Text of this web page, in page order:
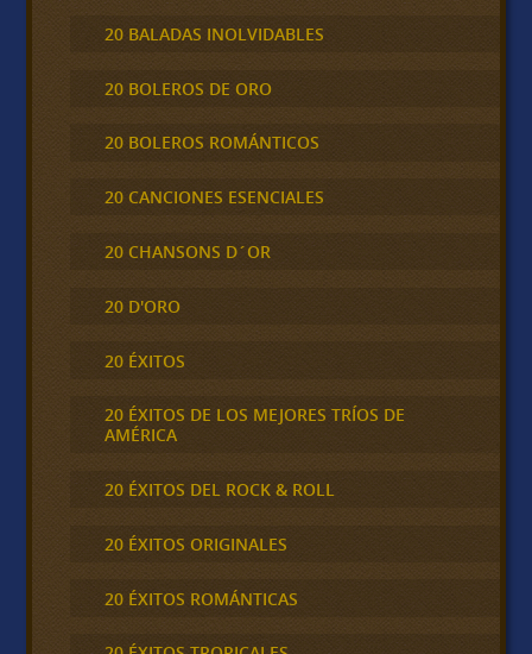
20 BALADAS INOLVIDABLES
20 BOLEROS DE ORO
20 BOLEROS ROMÁNTICOS
20 CANCIONES ESENCIALES
20 CHANSONS D´OR
20 D'ORO
20 ÉXITOS
20 ÉXITOS DE LOS MEJORES TRÍOS DE
AMÉRICA
20 ÉXITOS DEL ROCK & ROLL
20 ÉXITOS ORIGINALES
20 ÉXITOS ROMÁNTICAS